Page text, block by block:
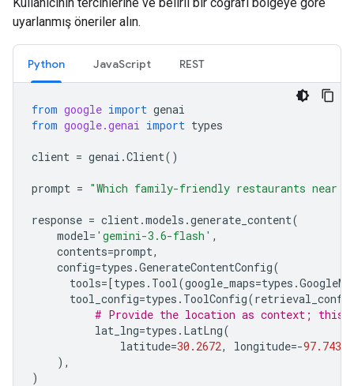
uyarlanmış öneriler alın.
Python JavaScript REST
from google import genai
from google.genai import types
client = genai .Client()
prompt = "Which family-friendly restaurants near
response = client.models .generate_content(
model= 'gemini-3.6-flash' ,
contents=prompt,
config=types .GenerateContentConfig(
tools=[types . Tool(google_maps=types .
tool_config=types . ToolConfig(
# Provide the location as context; this
lat_lng=types . LatLng(
latitude=30.2672, longitude=-97.7431
),
)